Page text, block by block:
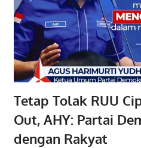
Tetap Tolak RUU
Out, AHY: Partai
dengan Rakyat